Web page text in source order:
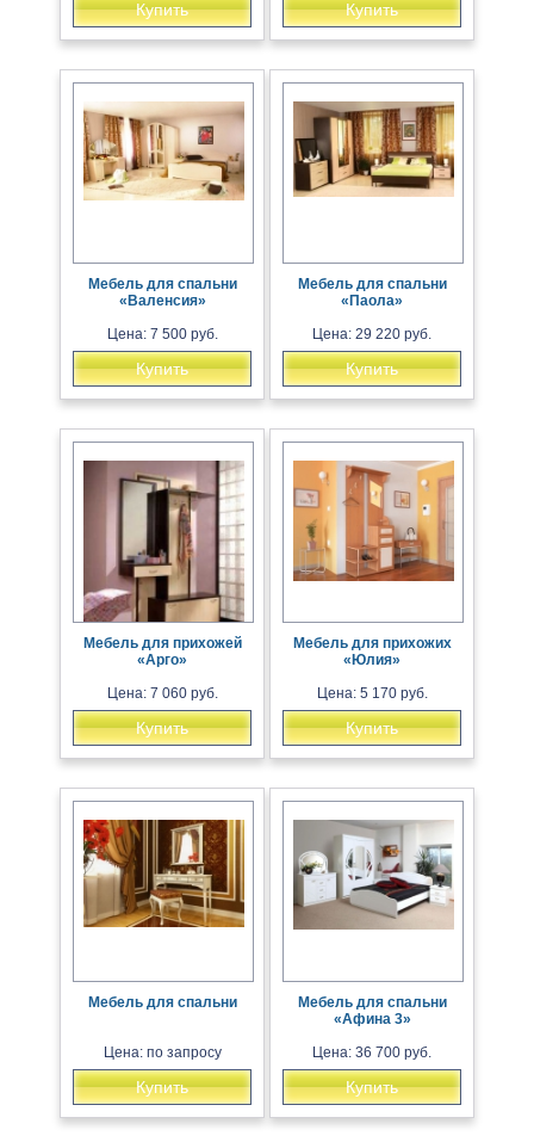
Купить Купить
Мебель для спальни
«Валенсия»
Цена: 7 500 руб.
Купить
Мебель для спальни
«Паола»
Цена: 29 220 руб.
Купить
Мебель для прихожей
«Арго»
Цена: 7 060 руб.
Купить
Мебель для прихожих
«Юлия»
Цена: 5 170 руб.
Купить
Мебель для спальни
Цена: по запросу
Купить
Мебель для спальни
«Афина 3»
Цена: 36 700 руб.
Купить